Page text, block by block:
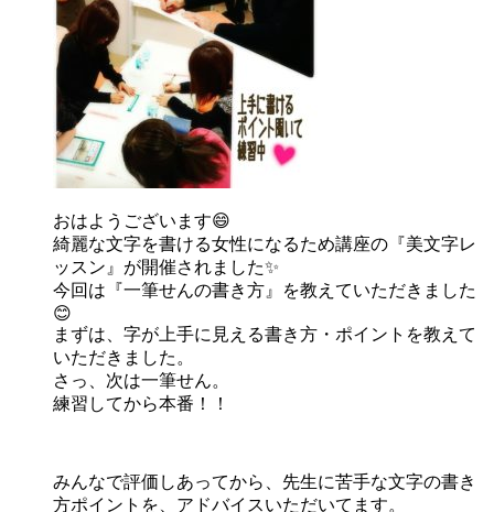
おはようございます😄
綺麗な文字を書ける女性になるため講座の『美文字レ
ッスン』が開催されました✨
今回は『一筆せんの書き方』を教えていただきました
😊
まずは、字が上手に見える書き方・ポイントを教えて
いただきました。
さっ、次は一筆せん。
練習してから本番！！
みんなで評価しあってから、先生に苦手な文字の書き
方ポイントを、アドバイスいただいてます。